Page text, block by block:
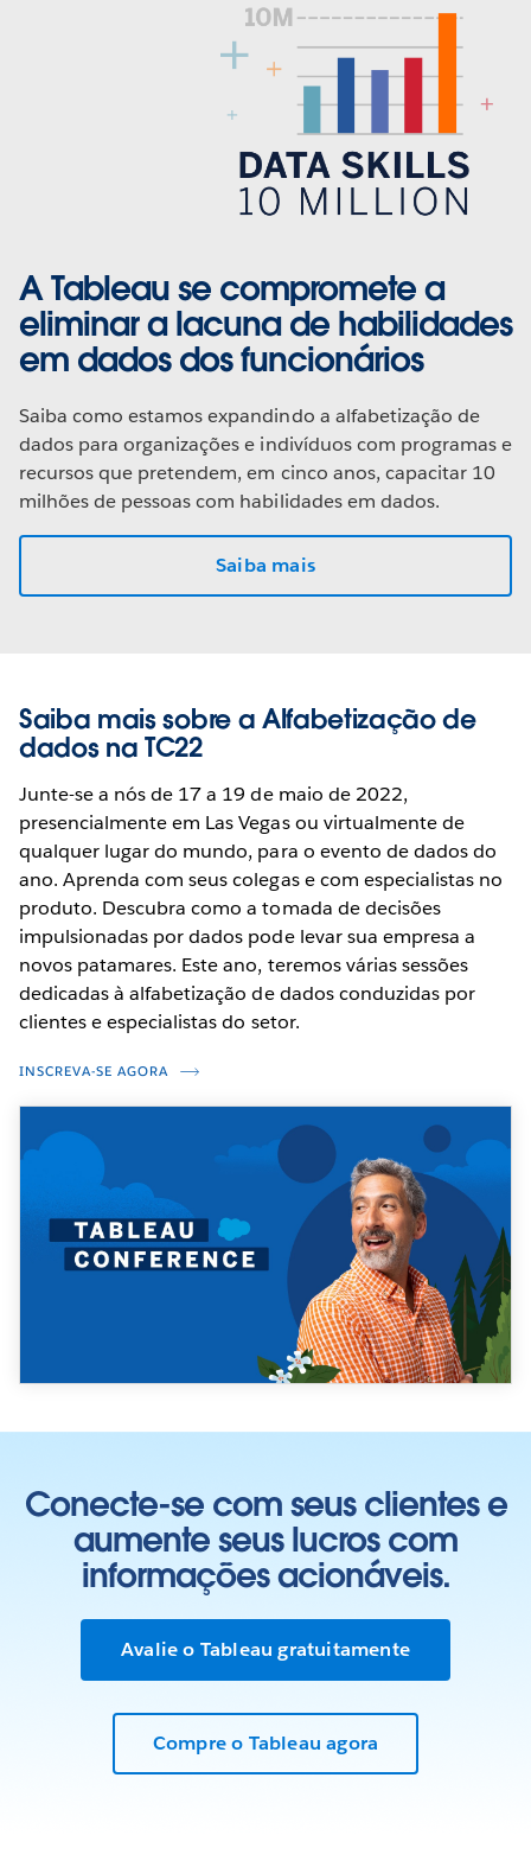
A Tableau se compromete a
eliminar a lacuna de habilidades
em dados dos funcionários
Saiba como estamos expandindo a alfabetização de
dados para organizações e indivíduos com programas e
recursos que pretendem, em cinco anos, capacitar 10
milhões de pessoas com habilidades em dados.
Saiba mais
Saiba mais sobre a Alfabetização de
dados na TC22
Junte-se a nós de 17 a 19 de maio de 2022,
presencialmente em Las Vegas ou virtualmente de
qualquer lugar do mundo, para o evento de dados do
ano. Aprenda com seus colegas e com especialistas no
produto. Descubra como a tomada de decisões
impulsionadas por dados pode levar sua empresa a
novos patamares. Este ano, teremos várias sessões
dedicadas à alfabetização de dados conduzidas por
clientes e especialistas do setor.
INSCREVA-SE AGORA
Conecte-se com seus clientes e
aumente seus lucros com
informações acionáveis.
Avalie o Tableau gratuitamente
Compre o Tableau agora